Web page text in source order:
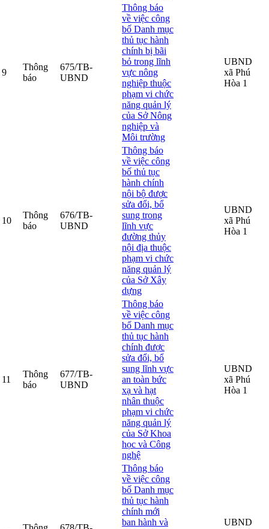
9
Thông
báo
675/TB-
UBND
Thông báo
về việc công
bố Danh mục
thủ tục hành
chính bị bãi
bỏ trong lĩnh
vực nông
nghiệp thuộc
phạm vi chức
năng quản lý
của Sở Nông
nghiệp và
Môi trường
UBND
xã Phú
Hòa 1
10
Thông
báo
676/TB-
UBND
Thông báo
về việc công
bố thủ tục
hành chính
nội bộ được
sửa đổi, bổ
sung trong
lĩnh vực
đường thủy
nội địa thuộc
phạm vi chức
năng quản lý
của Sở Xây
dựng
UBND
xã Phú
Hòa 1
11
Thông
báo
677/TB-
UBND
Thông báo
về việc công
bố Danh mục
thủ tục hành
chính được
sửa đổi, bổ
sung lĩnh vực
an toàn bức
xạ và hạt
nhân thuộc
phạm vi chức
năng quản lý
của Sở Khoa
học và Công
nghệ
UBND
xã Phú
Hòa 1
Thông báo
về việc công
bố Danh mục
thủ tục hành
chính mới
ban hành và
UBND